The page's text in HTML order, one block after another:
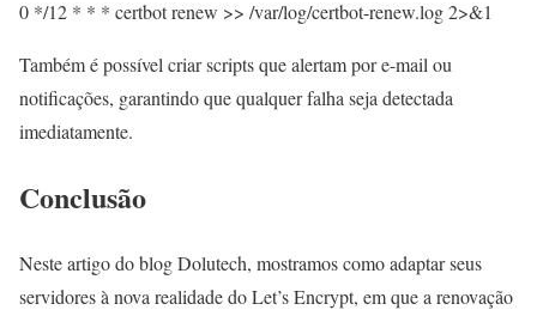
0 */12 * * * certbot renew >> /var/log/certbot-renew.log 2>&1
Também é possível criar scripts que alertam por e-mail ou
notificações, garantindo que qualquer falha seja detectada
imediatamente.
Conclusão
Neste artigo do blog Dolutech, mostramos como adaptar seus
servidores à nova realidade do Let’s Encrypt, em que a renovação